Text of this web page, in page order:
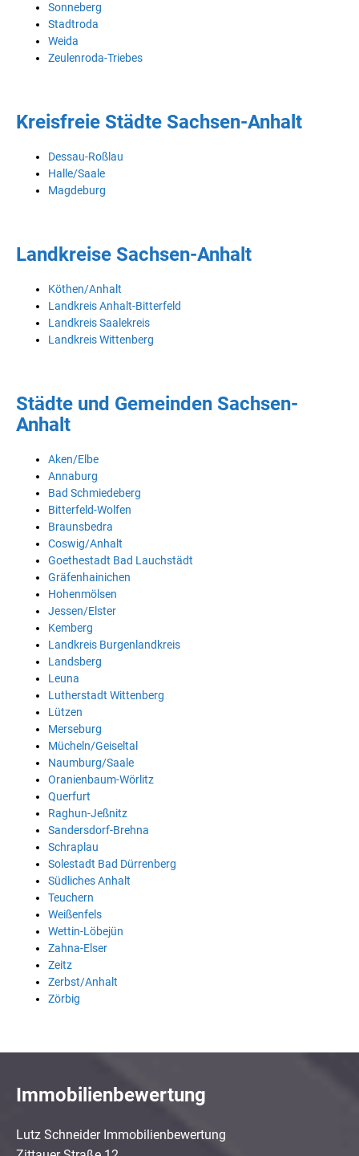
Sonneberg
Stadtroda
Weida
Zeulenroda-Triebes
Kreisfreie Städte Sachsen-Anhalt
Dessau-Roßlau
Halle/Saale
Magdeburg
Landkreise Sachsen-Anhalt
Köthen/Anhalt
Landkreis Anhalt-Bitterfeld
Landkreis Saalekreis
Landkreis Wittenberg
Städte und Gemeinden Sachsen-
Anhalt
Aken/Elbe
Annaburg
Bad Schmiedeberg
Bitterfeld-Wolfen
Braunsbedra
Coswig/Anhalt
Goethestadt Bad Lauchstädt
Gräfenhainichen
Hohenmölsen
Jessen/Elster
Kemberg
Landkreis Burgenlandkreis
Landsberg
Leuna
Lutherstadt Wittenberg
Lützen
Merseburg
Mücheln/Geiseltal
Naumburg/Saale
Oranienbaum-Wörlitz
Querfurt
Raghun-Jeßnitz
Sandersdorf-Brehna
Schraplau
Solestadt Bad Dürrenberg
Südliches Anhalt
Teuchern
Weißenfels
Wettin-Löbejün
Zahna-Elser
Zeitz
Zerbst/Anhalt
Zörbig
Immobilienbewertung
Lutz Schneider Immobilienbewertung